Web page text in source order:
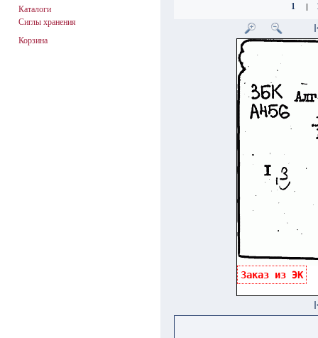
1 |
Заказ из ЭК
Каталоги
Сиглы хранения
Корзина